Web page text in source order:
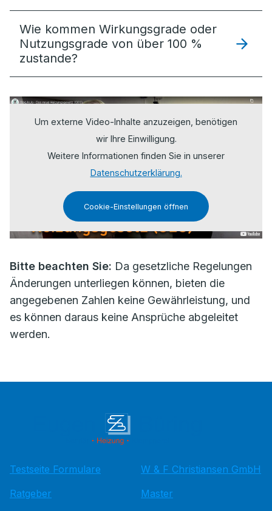
Wie kommen Wirkungsgrade oder
Nutzungsgrade von über 100 %
zustande?
Um externe Video-Inhalte anzuzeigen, benötigen
wir Ihre Einwilligung.
Weitere Informationen finden Sie in unserer
Datenschutzerklärung.
Cookie-Einstellungen öffnen
Bitte beachten Sie: Da gesetzliche Regelungen
Änderungen unterliegen können, bieten die
angegebenen Zahlen keine Gewährleistung, und
es können daraus keine Ansprüche abgeleitet
werden.
Testseite Formulare
Ratgeber
W & F Christiansen GmbH
Master